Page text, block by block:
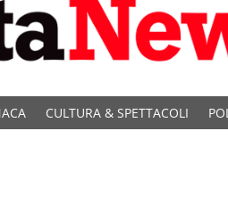
CULTURA & SPETTACOLI